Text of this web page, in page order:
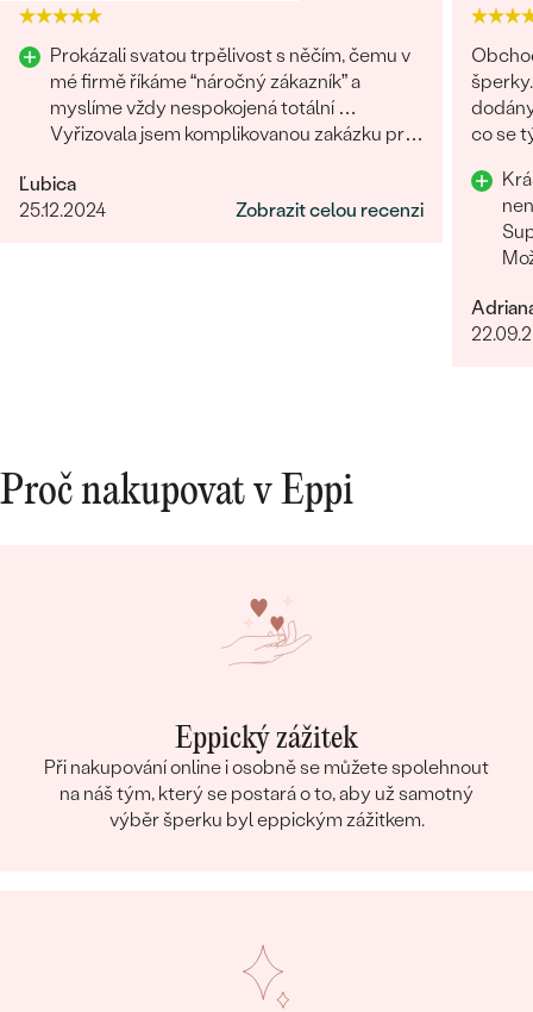
Prokázali svatou trpělivost s něčím, čemu v
mé firmě říkáme “náročný zákazník” a
myslíme vždy nespokojená totální …
Vyřizovala jsem komplikovanou zakázku pro
zvládli to skvěle. Musím moc poděkovat.
Ľubica
25.12.2024
Zobrazit celou recenzi
co se týče vstřícného
Proč nakupovat v Eppi
Eppický zážitek
Při nakupování online i osobně se můžete spolehnout
na náš tým, který se postará o to, aby už samotný
výběr šperku byl eppickým zážitkem.